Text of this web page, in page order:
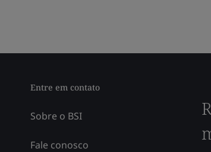
Entre em contato
Sobre o BSI
Fale conosco